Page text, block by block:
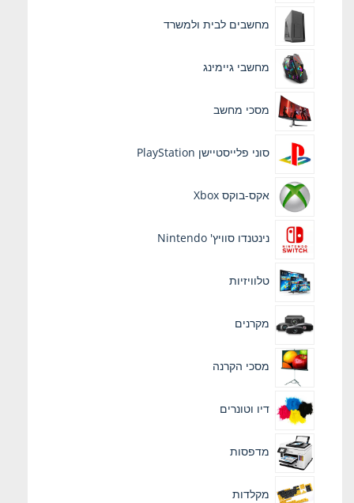
מחשבים לבית ולמשרד
מחשבי גיימינג
מסכי מחשב
סוני פלייסטיישן PlayStation
אקס-בוקס Xbox
נינטנדו סוויץ' Nintendo
טלוויזיות
מקרנים
מסכי הקרנה
דיו וטונרים
מדפסות
מקלדות